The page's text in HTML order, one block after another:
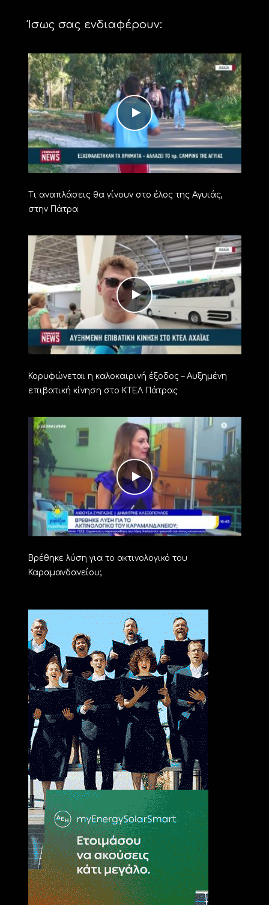
Ίσως σας ενδιαφέρουν:
Τι αναπλάσεις θα γίνουν στο έλος της Αγυιάς,
στην Πάτρα
Κορυφώνεται η καλοκαιρινή έξοδος – Αυξημένη
επιβατική κίνηση στο ΚΤΕΛ Πάτρας
Βρέθηκε λύση για το ακτινολογικό του
Καραμανδανείου;